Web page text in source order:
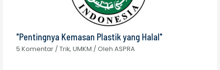
"Pentingnya Kemasan Plastik yang Halal"
5 Komentar /Trik,UMKM / OlehASPRA